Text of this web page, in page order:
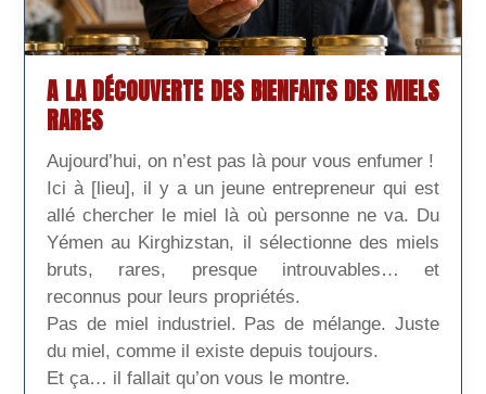
A LA DÉCOUVERTE DES BIENFAITS DES MIELS
RARES
Aujourd’hui, on n’est pas là pour vous enfumer !
Ici à [lieu], il y a un jeune entrepreneur qui est
allé chercher le miel là où personne ne va. Du
Yémen au Kirghizstan, il sélectionne des miels
bruts, rares, presque introuvables… et
reconnus pour leurs propriétés.
Pas de miel industriel. Pas de mélange. Juste
du miel, comme il existe depuis toujours.
Et ça… il fallait qu’on vous le montre.